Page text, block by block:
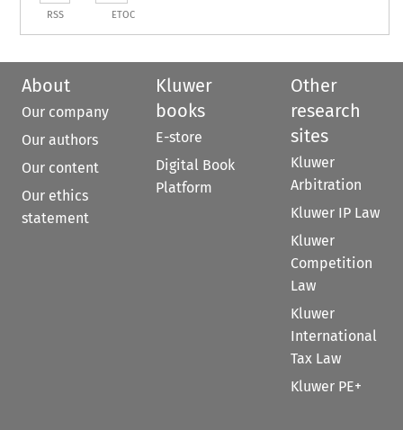
RSS ETOC
About
Our company
Our authors
Our content
Our ethics
statement
Kluwer
books
E-store
Digital Book
Platform
Other
research
sites
Kluwer
Arbitration
Kluwer IP Law
Kluwer
Competition
Law
Kluwer
International
Tax Law
Kluwer PE+